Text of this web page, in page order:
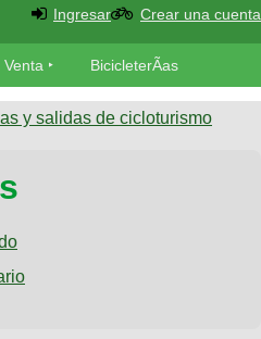
Ingresar Crear una cuenta
Venta BicicleterÃ­as
y salidas de cicloturismo